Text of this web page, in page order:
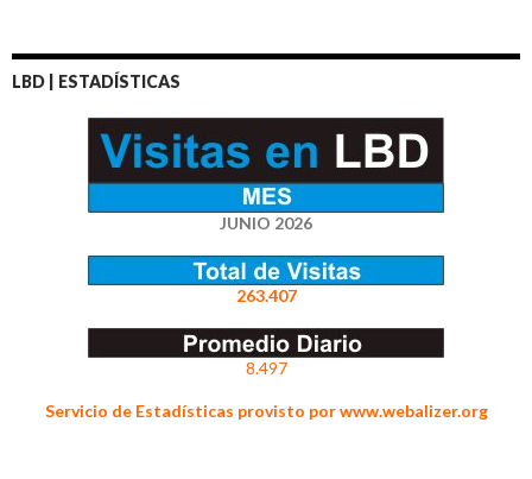
LBD | ESTADÍSTICAS
JUNIO 2026
263.407
8.497
Servicio de Estadísticas provisto por www.webalizer.org